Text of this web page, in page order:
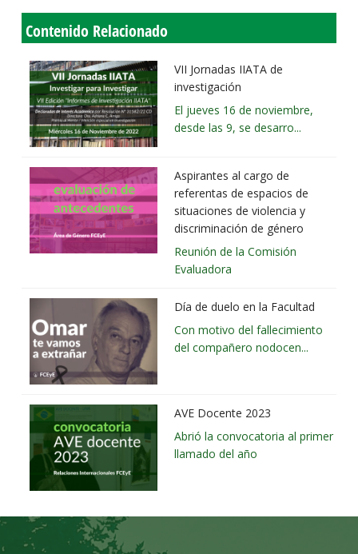
Contenido Relacionado
VII Jornadas IIATA de
investigación
El jueves 16 de noviembre,
desde las 9, se desarro...
Aspirantes al cargo de
referentas de espacios de
situaciones de violencia y
discriminación de género
Reunión de la Comisión
Evaluadora
Día de duelo en la Facultad
Con motivo del fallecimiento
del compañero nodocen...
AVE Docente 2023
Abrió la convocatoria al primer
llamado del año